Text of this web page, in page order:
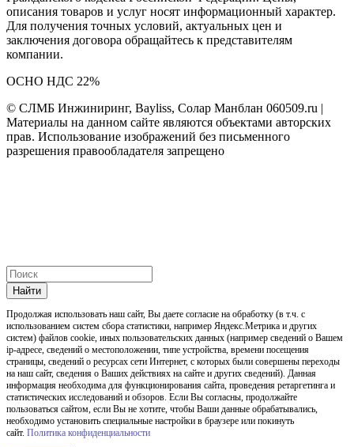
описания товаров и услуг носят информационный характер.
Для получения точных условий, актуальных цен и
заключения договора обращайтесь к представителям
компании.
ОСНО НДС 22%
© СЛМБ Инжиниринг, Bayliss, Солар Манблан 060509.ru |
Материалы на данном сайте являются объектами авторских
прав. Использование изображений без письменного
разрешения правообладателя запрещено
Найти
Продолжая использовать наш cайт, Вы даете согласие на обработку (в т.ч. с
использованием систем сбора статистики, например Яндекс.Метрика и других
систем) файлов cookie, иных пользовательских данных (например сведений о Вашем
ip-адресе, сведений о местоположении, типе устройства, времени посещения
страницы, сведений о ресурсах сети Интернет, с которых были совершены переходы
на наш сайт, сведения о Ваших действиях на сайте и других сведений). Данная
информация необходима для функционирования сайта, проведения ретаргетинга и
статистических исследований и обзоров. Если Вы согласны, продолжайте
пользоваться сайтом, если Вы не хотите, чтобы Ваши данные обрабатывались,
необходимо установить специальные настройки в браузере или покинуть
сайт. Политика конфиденциальности